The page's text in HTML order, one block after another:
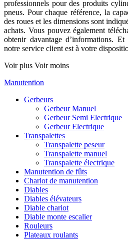
professionnels pour des produits
pneus. Pour chaque référence, la
des roues et les dimensions sont
achats. Vous pouvez également
obtenir davantage d’informations.
notre service client est à votre
Voir plus Voir moins
Manutention
Gerbeurs
Gerbeur Manuel
Gerbeur Semi Electrique
Gerbeur Electrique
Transpalettes
Transpalette peseur
Transpalette manuel
Transpalette électrique
Manutention de fûts
Chariot de manutention
Diables
Diables élévateurs
Diable chariot
Diable monte escalier
Rouleurs
Plateaux roulants